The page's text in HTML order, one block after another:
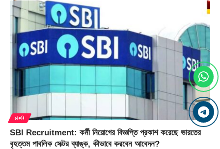
চাকরি
SBI Recruitment: কর্মী নিয়োগের বিজ্ঞপ্তি প্রকাশ করেছে ভারতের
বৃহত্তম পাবলিক সেক্টর ব্যাঙ্ক, কীভাবে করবেন আবেদন?